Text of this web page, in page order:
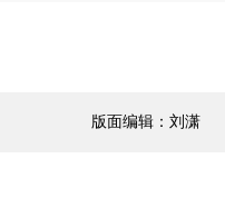
版面编辑：刘潇